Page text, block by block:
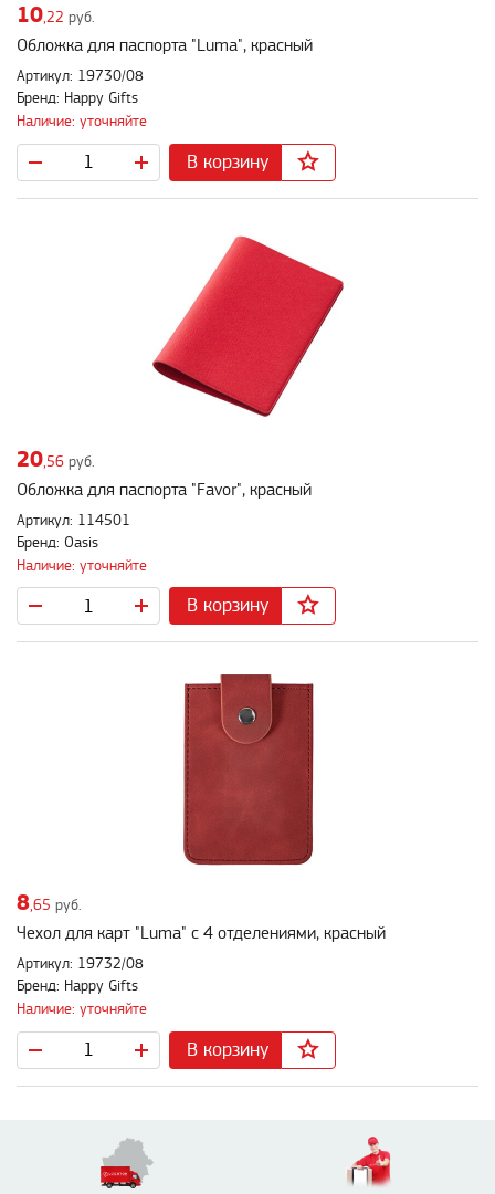
10,22 руб.
Обложка для паспорта "Luma", красный
Артикул: 19730/08
Бренд: Happy Gifts
Наличие: уточняйте
В корзину
20 ,56 руб.
Обложка для паспорта "Favor", красный
Артикул: 114501
Бренд: Oasis
Наличие: уточняйте
В корзину
8,65 руб.
Чехол для карт "Luma" с 4 отделениями, красный
Артикул: 19732/08
Бренд: Happy Gifts
Наличие: уточняйте
В корзину